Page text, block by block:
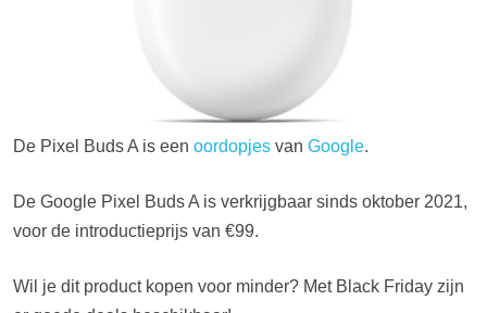
De Pixel Buds A is een oordopjes van Google.
De Google Pixel Buds A is verkrijgbaar sinds oktober 2021,
voor de introductieprijs van €99.
Wil je dit product kopen voor minder? Met Black Friday zijn